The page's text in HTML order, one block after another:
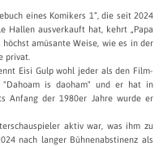
eines Komikers 1“, die seit 2024
Hallen ausverkauft hat, kehrt „Papa
amüsante Weise, wie es in der
privat.
Eisi Gulp wohl jeder als den Film-
is daoham" und er hat in
Anfang der 1980er Jahre wurde er
aktiv war, was ihm zu
nach langer Bühnenabstinenz als